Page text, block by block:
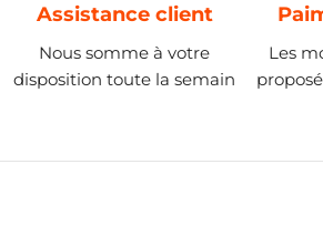
Assistance client
Nous somme à votre
disposition toute la semain
Les